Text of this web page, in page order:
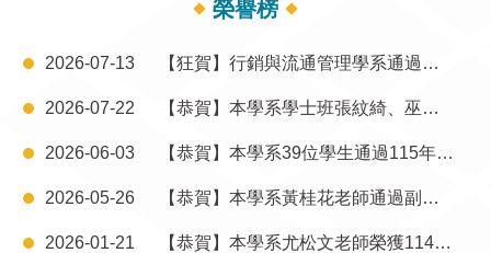
榮譽榜
2026-07-13 【狂賀】行銷與流通管理學系通過大專校院教學品保服務計畫評鑑！
2026-07-22 【恭賀】本學系學士班張紋綺、巫詩瑜、張仟鈺同學及碩士班王秀芊同學榮獲檜山坊2026AI賦能&品牌煉金術競賽佳作！
2026-06-03 【恭賀】本學系39位學生通過115年社群口碑分析能力認證
2026-05-26 【恭賀】本學系黃桂花老師通過副教授資格審查
2026-01-21 【恭賀】本學系尤松文老師榮獲114年度服務績優教師